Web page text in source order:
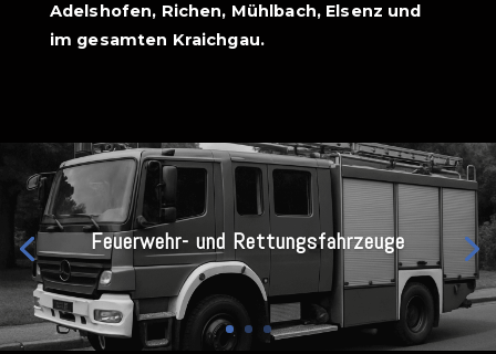
Adelshofen, Richen, Mühlbach, Elsenz und
im gesamten Kraichgau.
Feuerwehr- und Rettungsfahrzeuge